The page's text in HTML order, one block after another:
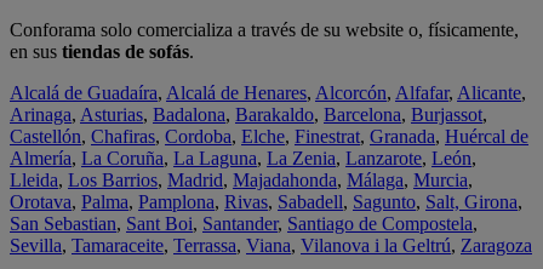
Conforama solo comercializa a través de su website o, físicamente,
en sus tiendas de sofás.
Alcalá de Guadaíra, Alcalá de Henares, Alcorcón, Alfafar, Alicante,
Arinaga, Asturias, Badalona, Barakaldo, Barcelona, Burjassot,
Castellón, Chafiras, Cordoba, Elche, Finestrat, Granada, Huércal de
Almería, La Coruña, La Laguna, La Zenia, Lanzarote, León,
Lleida, Los Barrios, Madrid, Majadahonda, Málaga, Murcia,
Orotava, Palma, Pamplona, Rivas, Sabadell, Sagunto, Salt, Girona,
San Sebastian, Sant Boi, Santander, Santiago de Compostela,
Sevilla, Tamaraceite, Terrassa, Viana, Vilanova i la Geltrú, Zaragoza